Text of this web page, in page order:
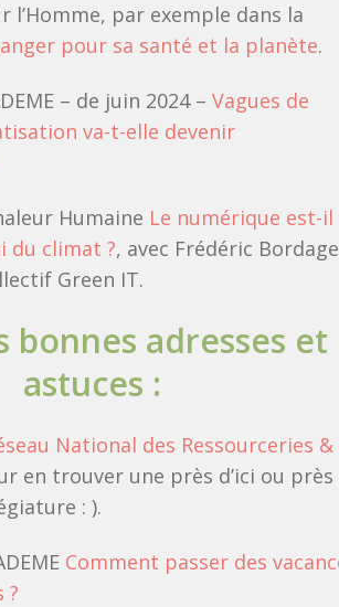
l’Homme, par exemple dans la
pour sa santé et la planète.
– de juin 2024 – Vagues de
va-t-elle devenir
Humaine Le numérique est-il
du climat ?, avec Frédéric
Green IT.
bonnes adresses et
astuces :
National des Ressourceries &
en trouver une près d’ici ou près
: ).
Comment passer des
?